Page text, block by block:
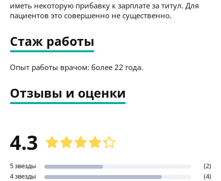
иметь некоторую прибавку к зарплате за титул. Для
пациентов это совершенно не существенно.
Стаж работы
Опыт работы врачом: более 22 года.
Отзывы и оценки
4.3
5 звезды
(2)
4 звезды
(4)